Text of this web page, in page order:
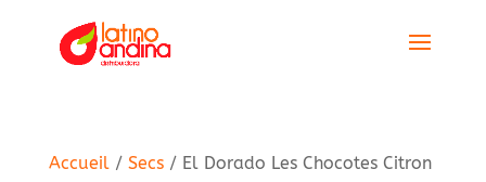
Accueil/ Secs/ El Dorado Les Chocotes Citron